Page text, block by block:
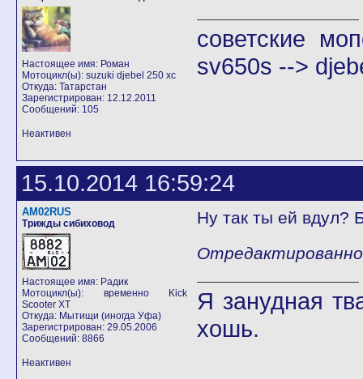
Настоящее имя: Роман
Мотоцикл(ы): suzuki djebel 250 xc
Откуда: Татарстан
Зарегистрирован: 12.12.2011
Сообщений: 105
советские
sv650s -->
Неактивен
15.10.2014 16:59:24
AM02RUS
Трижды сибиховод
Настоящее имя: Радик
Мотоцикл(ы): временно Kick
Scooter XT
Откуда: Мытищи (иногда Уфа)
Зарегистрирован: 29.05.2006
Сообщений: 8866
Ну так ты ей вдул?
Я занудная
хошь.
Неактивен